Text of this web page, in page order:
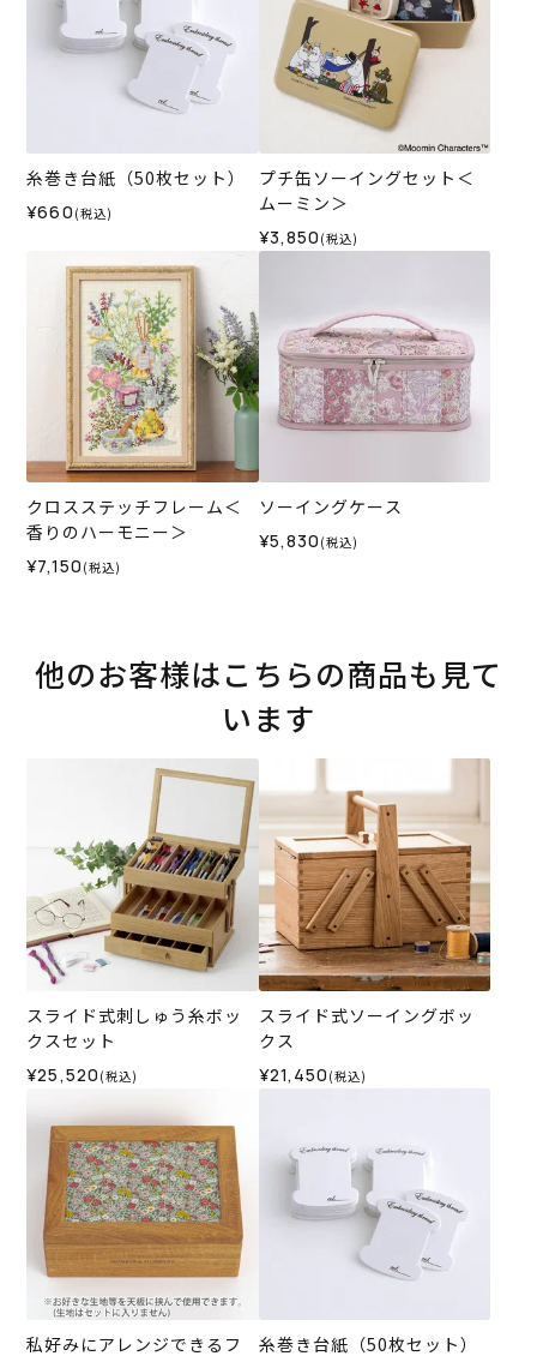
糸巻き台紙（50枚セット）
¥660 (税込)
プチ缶ソーイングセット＜
ムーミン＞
¥3,850 (税込)
クロスステッチフレーム＜
香りのハーモニー＞
¥7,150 (税込)
ソーイングケース
¥5,830 (税込)
他のお客様はこちらの商品も見て
います
スライド式刺しゅう糸ボッ
クスセット
¥25,520 (税込)
スライド式ソーイングボッ
クス
¥21,450 (税込)
私好みにアレンジできるフ
糸巻き台紙（50枚セット）